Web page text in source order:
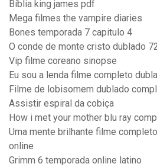
Bíblia king james pdf
Mega filmes the vampire diaries
Bones temporada 7 capitulo 4
O conde de monte cristo dublado
Vip filme coreano sinopse
Eu sou a lenda filme completo
Filme de lobisomem dublado
Assistir espiral da cobiça
How i met your mother blu ray
Uma mente brilhante filme
online
Grimm 6 temporada online latino